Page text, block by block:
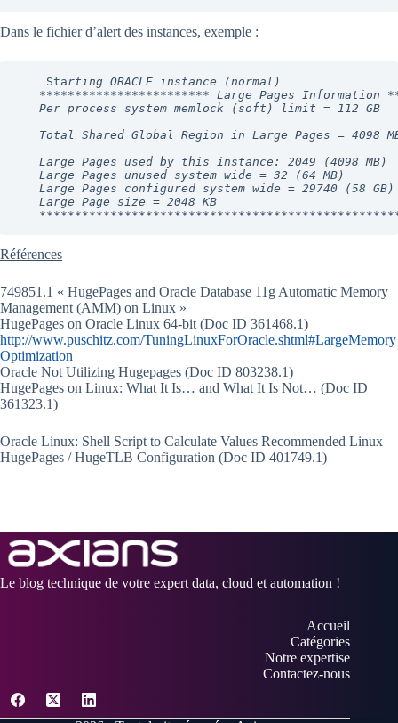
Dans le fichier d’alert des instances, exemple :
Starting ORACLE instance (normal)
************************ Large Pages Information
Per process system memlock (soft) limit = 112 GB
Total Shared Global Region in Large Pages = 4098
Large Pages used by this instance: 2049 (4098 MB)
Large Pages unused system wide = 32 (64 MB)
Large Pages configured system wide = 29740 (58 GB)
Large Page size = 2048 KB
Références
749851.1 « HugePages and Oracle Database 11g Automatic Memory
Management (AMM) on Linux »
HugePages on Oracle Linux 64-bit (Doc ID 361468.1)
http://www.puschitz.com/TuningLinuxForOracle.shtml#LargeMemory
Optimization
Oracle Not Utilizing Hugepages (Doc ID 803238.1)
HugePages on Linux: What It Is… and What It Is Not… (Doc ID
361323.1)
Oracle Linux: Shell Script to Calculate Values Recommended Linux
HugePages / HugeTLB Configuration (Doc ID 401749.1)
Le blog technique de votre expert data, cloud et automation !
Accueil
Catégories
Notre expertise
Contactez-nous